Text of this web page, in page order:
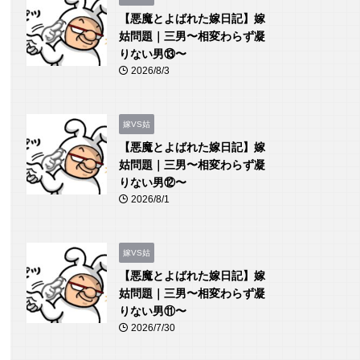
【悪魔とよばれた嫁日記】嫁
姑問題｜三男〜相変わらず凝
りない男⑬〜
2026/8/3
嫁VS姑
【悪魔とよばれた嫁日記】嫁
姑問題｜三男〜相変わらず凝
りない男⑫〜
2026/8/1
嫁VS姑
【悪魔とよばれた嫁日記】嫁
姑問題｜三男〜相変わらず凝
りない男⑪〜
2026/7/30